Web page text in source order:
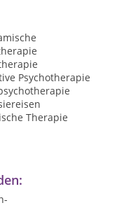
Psychotherapie
Therapie